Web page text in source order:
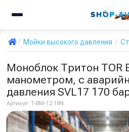
Мойки высокого давления
Моноблок Тритон TOR
манометром, с
давления SVL17 170
Артикул: T-BM-12.18N